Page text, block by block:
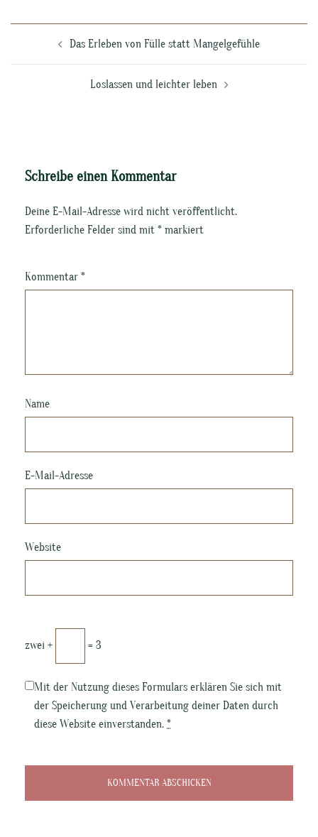
Das Erleben von Fülle statt Mangelgefühle
Loslassen und leichter leben
Schreibe einen Kommentar
Deine E-Mail-Adresse wird nicht veröffentlicht.
Erforderliche Felder sind mit * markiert
Kommentar *
Name
E-Mail-Adresse
Website
zwei + = 3
Mit der Nutzung dieses Formulars erklären Sie sich mit
der Speicherung und Verarbeitung deiner Daten durch
diese Website einverstanden. *